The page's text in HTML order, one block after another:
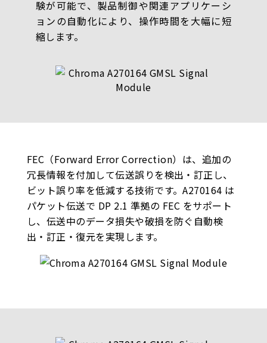
験が可能で、製品制御や関連アプリケーシ
ョンの自動化により、操作時間を大幅に短
縮します。
FEC（Forward Error Correction）は、追加の
冗長情報を付加して伝送誤りを検出・訂正し、
ビット誤り率を低減する技術です。A270164 は
パケット伝送で DP 2.1 準拠の FEC をサポート
し、伝送中のデータ損失や破損を防ぐ自動検
出・訂正・復元を実現します。